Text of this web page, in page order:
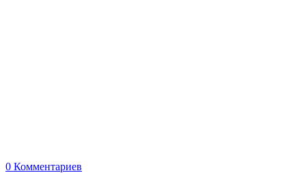
0 Комментариев